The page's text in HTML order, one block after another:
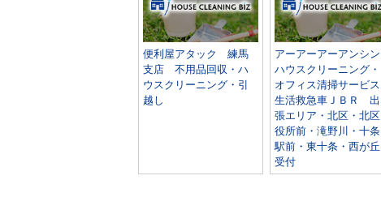
便利屋アタック 練馬
支店 不用品回収・ハ
ウスクリーニング・引
越し
アーアーアーアンシン
ハウスクリーニング・
オフィス清掃サービス
生活救急車ＪＢＲ 出
張エリア・北区・北区
役所前・滝野川・十条
駅前・東十条・西が丘
受付